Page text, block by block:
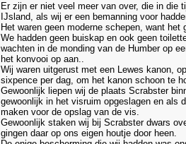
Er zijn er niet veel meer van over, die in die
IJsland, als wij er een bemanning voor
Het waren geen moderne schepen, want
We hadden geen buiskap en ook geen
wachten in de monding van de Humber op
het konvooi op aan..
Wij waren uitgerust met een Lewes kanon,
sixpence per dag, om het kanon schoon te
Gewoonlijk liepen wij de plaats Scrabster
gewoonlijk in het visruim opgeslagen en als
maken voor de opslag van de vis.
Gewoonlijk staken wij bij Scrabster dwars
gingen daar op ons eigen houtje door heen.